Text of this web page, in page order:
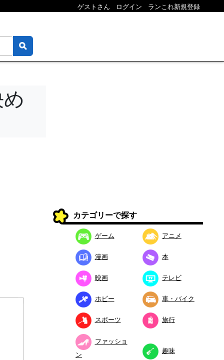
ゲストさん ログイン ランこれ新規登録
カテゴリーで探す
ゲーム アニメ
漫画 本
映画 テレビ
ホビー 車・バイク
スポーツ 旅行
ファッショ
ン
趣味